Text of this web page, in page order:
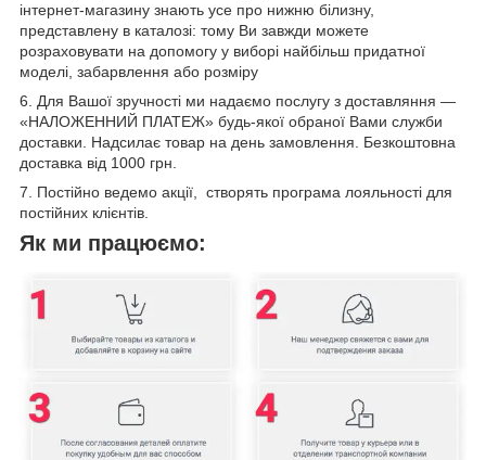
інтернет-магазину знають усе про нижню білизну,
представлену в каталозі: тому Ви завжди можете
розраховувати на допомогу у виборі найбільш придатної
моделі, забарвлення або розміру
6. Для Вашої зручності ми надаємо послугу з доставляння —
«НАЛОЖЕННИЙ ПЛАТЕЖ» будь-якої обраної Вами служби
доставки. Надсилає товар на день замовлення. Безкоштовна
доставка від 1000 грн.
7. Постійно ведемо акції, створять програма лояльності для
постійних клієнтів.
Як ми працюємо: